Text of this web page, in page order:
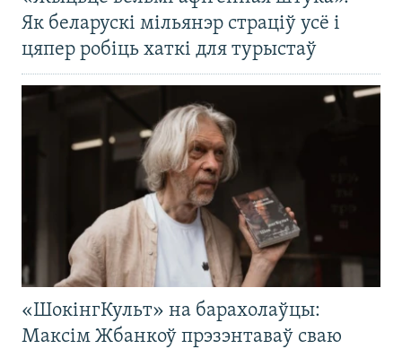
Як беларускі мільянэр страціў усё і
цяпер робіць хаткі для турыстаў
«ШокінгКульт» на барахолаўцы:
Максім Жбанкоў прэзэнтаваў сваю